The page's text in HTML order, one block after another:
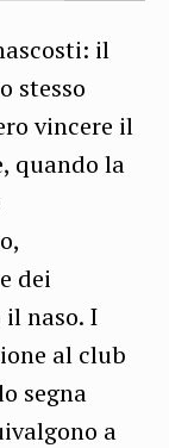
il
stesso
vincere il
quando la
dei
naso. I
al club
segna
a